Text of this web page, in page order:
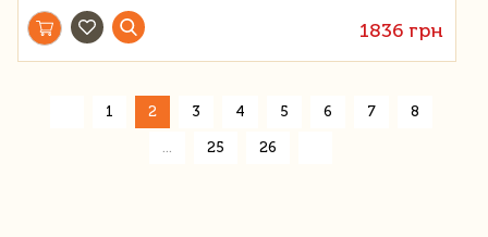
1836 грн
1 2 3 4 5 6 7 8
25 26